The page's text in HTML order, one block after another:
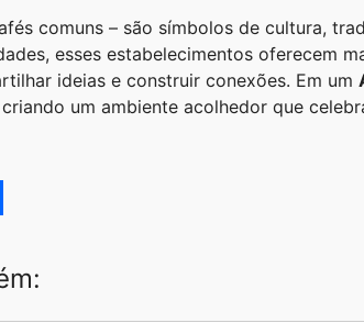
comuns – são símbolos de cultura,
esses estabelecimentos oferecem
ideias e construir conexões. Em um
um ambiente acolhedor que